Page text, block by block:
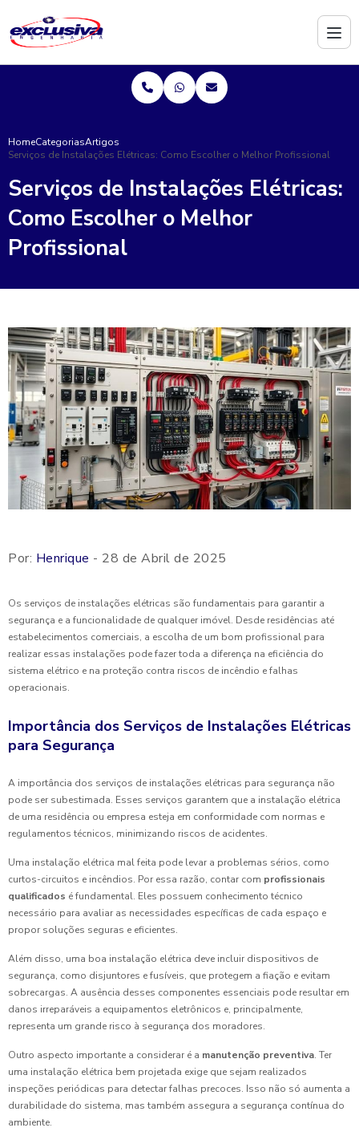
HomeCategoriasArtigos
Serviços de Instalações Elétricas: Como Escolher o Melhor Profissional
Serviços de Instalações Elétricas:
Como Escolher o Melhor
Profissional
Por: Henrique - 28 de Abril de 2025
Os serviços de instalações elétricas são fundamentais para garantir a
segurança e a funcionalidade de qualquer imóvel. Desde residências até
estabelecimentos comerciais, a escolha de um bom profissional para
realizar essas instalações pode fazer toda a diferença na eficiência do
sistema elétrico e na proteção contra riscos de incêndio e falhas
operacionais.
Importância dos Serviços de Instalações Elétricas
para Segurança
A importância dos serviços de instalações elétricas para segurança não
pode ser subestimada. Esses serviços garantem que a instalação elétrica
de uma residência ou empresa esteja em conformidade com normas e
regulamentos técnicos, minimizando riscos de acidentes.
Uma instalação elétrica mal feita pode levar a problemas sérios, como
curtos-circuitos e incêndios. Por essa razão, contar com profissionais
qualificados é fundamental. Eles possuem conhecimento técnico
necessário para avaliar as necessidades específicas de cada espaço e
propor soluções seguras e eficientes.
Além disso, uma boa instalação elétrica deve incluir dispositivos de
segurança, como disjuntores e fusíveis, que protegem a fiação e evitam
sobrecargas. A ausência desses componentes essenciais pode resultar em
danos irreparáveis a equipamentos eletrônicos e, principalmente,
representa um grande risco à segurança dos moradores.
Outro aspecto importante a considerar é a manutenção preventiva. Ter
uma instalação elétrica bem projetada exige que sejam realizados
inspeções periódicas para detectar falhas precoces. Isso não só aumenta a
durabilidade do sistema, mas também assegura a segurança contínua do
ambiente.